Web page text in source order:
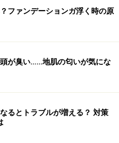
ファンデーションガ浮く時の原
が臭い……地肌の匂いが気にな
るとトラブルが増える？ 対策